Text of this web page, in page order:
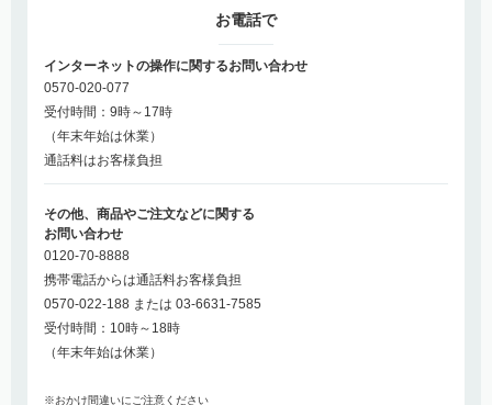
お電話で
インターネットの操作に関するお問い合わせ
0570-020-077
受付時間：9時～17時
（年末年始は休業）
通話料はお客様負担
その他、商品やご注文などに関する
お問い合わせ
0120-70-8888
携帯電話からは通話料お客様負担
0570-022-188 または 03-6631-7585
受付時間：10時～18時
（年末年始は休業）
※おかけ間違いにご注意ください